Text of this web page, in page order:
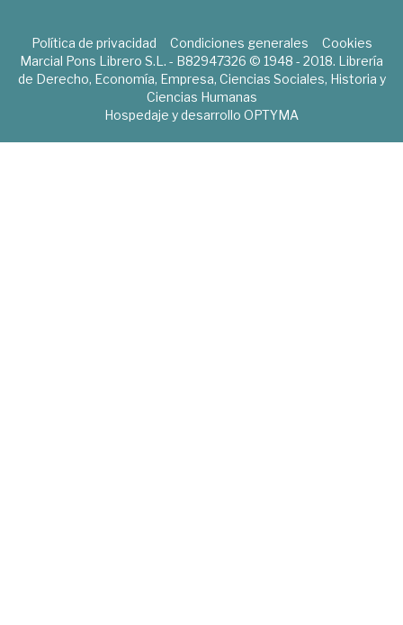
Política de privacidad Condiciones generales
Cookies
Marcial Pons Librero S.L. - B82947326 © 1948 - 2018. Librería
de Derecho, Economía, Empresa, Ciencias Sociales, Historia y
Ciencias Humanas
Hospedaje y desarrollo OPTYMA